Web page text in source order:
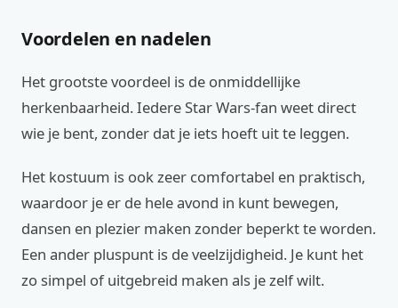
Voordelen en nadelen
Het grootste voordeel is de onmiddellijke
herkenbaarheid. Iedere Star Wars-fan weet direct
wie je bent, zonder dat je iets hoeft uit te leggen.
Het kostuum is ook zeer comfortabel en praktisch,
waardoor je er de hele avond in kunt bewegen,
dansen en plezier maken zonder beperkt te worden.
Een ander pluspunt is de veelzijdigheid. Je kunt het
zo simpel of uitgebreid maken als je zelf wilt.